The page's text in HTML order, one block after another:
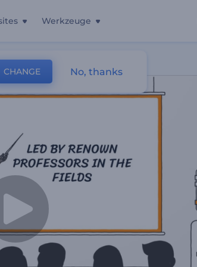
Werkzeuge
CHANGE No, thanks